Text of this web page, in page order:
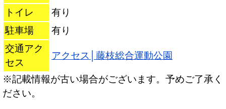
トイレ
有り
駐車場
有り
交通アク
セス
アクセス│藤枝総合運動公園
※記載情報が古い場合がございます。予めご了承く
ださい。